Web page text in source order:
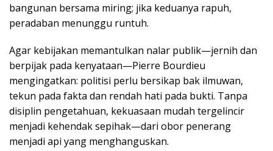
bangunan bersama miring; jika keduanya rapuh,
peradaban menunggu runtuh.
Agar kebijakan memantulkan nalar publik—jernih dan
berpijak pada kenyataan—Pierre Bourdieu
mengingatkan: politisi perlu bersikap bak ilmuwan,
tekun pada fakta dan rendah hati pada bukti. Tanpa
disiplin pengetahuan, kekuasaan mudah tergelincir
menjadi kehendak sepihak—dari obor penerang
menjadi api yang menghanguskan.